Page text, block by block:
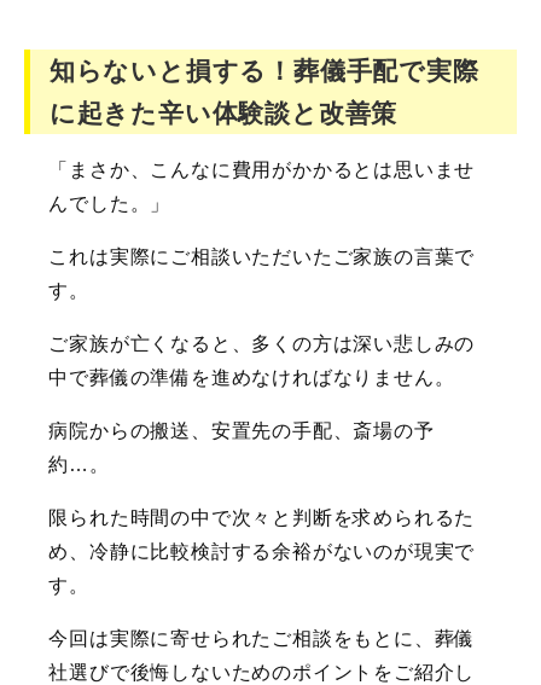
知らないと損する！葬儀手配で実際
に起きた辛い体験談と改善策
「まさか、こんなに費用がかかるとは思いませ
んでした。」
これは実際にご相談いただいたご家族の言葉で
す。
ご家族が亡くなると、多くの方は深い悲しみの
中で葬儀の準備を進めなければなりません。
病院からの搬送、安置先の手配、斎場の予
約…。
限られた時間の中で次々と判断を求められるた
め、冷静に比較検討する余裕がないのが現実で
す。
今回は実際に寄せられたご相談をもとに、葬儀
社選びで後悔しないためのポイントをご紹介し